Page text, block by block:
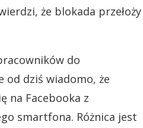
że blokada przełoży
do
dziś wiadomo, że
na Facebooka z
smartfona. Różnica jest